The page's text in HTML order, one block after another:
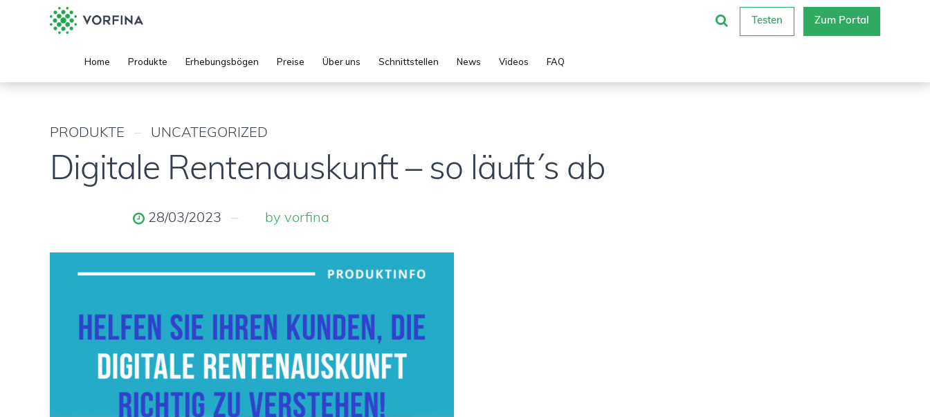
Testen Zum Portal
Home Produkte Erhebungsbögen Preise Über uns Schnittstellen News Videos FAQ
PRODUKTE UNCATEGORIZED
Digitale Rentenauskunft – so läuft´s ab
28/03/2023 by vorfina